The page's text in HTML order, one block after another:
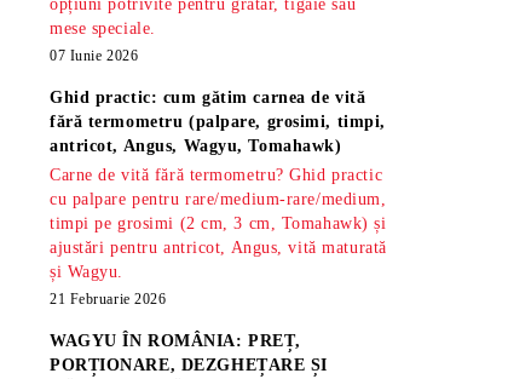
opțiuni potrivite pentru grătar, tigaie sau
mese speciale.
07 Iunie 2026
Ghid practic: cum gătim carnea de vită
fără termometru (palpare, grosimi, timpi,
antricot, Angus, Wagyu, Tomahawk)
Carne de vită fără termometru? Ghid practic
cu palpare pentru rare/medium-rare/medium,
timpi pe grosimi (2 cm, 3 cm, Tomahawk) și
ajustări pentru antricot, Angus, vită maturată
și Wagyu.
21 Februarie 2026
WAGYU ÎN ROMÂNIA: PREȚ,
PORȚIONARE, DEZGHEȚARE ȘI